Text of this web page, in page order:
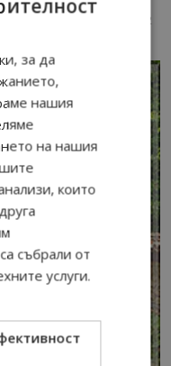
Стоилова 13/07/2026 09:02
за да
нашия
на нашия
които
събрали от
услуги.